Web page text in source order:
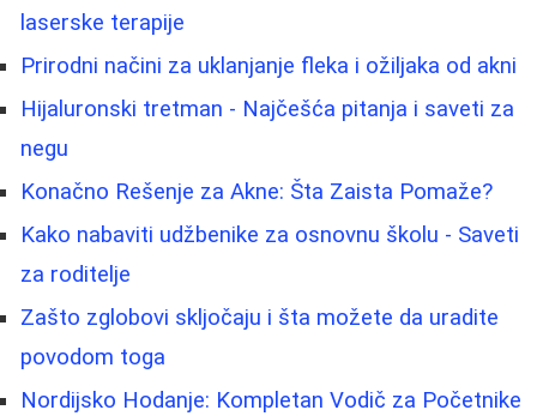
laserske terapije
Prirodni načini za uklanjanje fleka i ožiljaka od akni
Hijaluronski tretman - Najčešća pitanja i saveti za
negu
Konačno Rešenje za Akne: Šta Zaista Pomaže?
Kako nabaviti udžbenike za osnovnu školu - Saveti
za roditelje
Zašto zglobovi skljočaju i šta možete da uradite
povodom toga
Nordijsko Hodanje: Kompletan Vodič za Početnike